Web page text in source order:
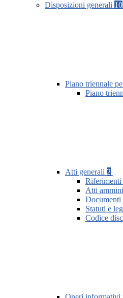
Disposizioni generali 10
Piano triennale
Piano
Atti generali 2
Riferimenti
Atti
Documenti
Statuti e
Codice